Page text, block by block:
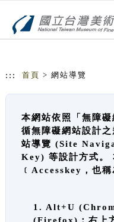
::: 首頁 > 網站導覽
本網站依照「無障
循無障礙網站設計
站導覽 (Site
Key) 等設計方式。
﹝Accesskey，也稱
1. Alt+U